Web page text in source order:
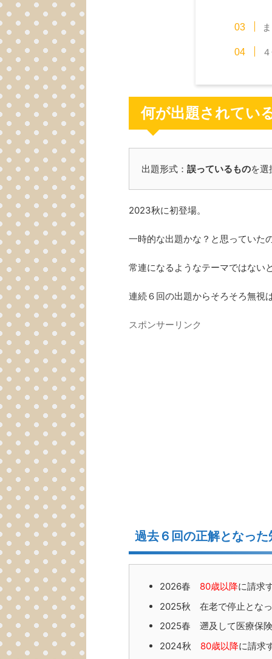
何が出題されてい
出題形式： 誤っているものを選
2023秋に初登場。
一時的な出題かな？と思っていた
常連になるようなテーマではない
連続６回の出題からそろそろ無視
スポンサーリンク
過去６回の正解となった
2026春 80歳以降に請求
2025秋 在老で停止とな
2025春 遡及して医療保
2024秋 80歳以降に請求